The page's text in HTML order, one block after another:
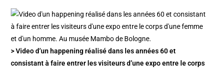
> Video d’un happening réalisé dans les années 60 et
consistant à faire entrer les visiteurs d’une expo entre le corps